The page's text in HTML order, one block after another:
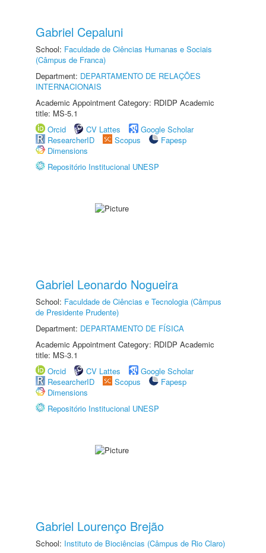
Gabriel Cepaluni
School: Faculdade de Ciências Humanas e Sociais
(Câmpus de Franca)
Department: DEPARTAMENTO DE RELAÇÕES
INTERNACIONAIS
Academic Appointment Category: RDIDP Academic
title: MS-5.1
Orcid
CV Lattes
Google Scholar
ResearcherID
Scopus
Fapesp
Dimensions
Repositório Institucional UNESP
Gabriel Leonardo Nogueira
School: Faculdade de Ciências e Tecnologia (Câmpus
de Presidente Prudente)
Department: DEPARTAMENTO DE FÍSICA
Academic Appointment Category: RDIDP Academic
title: MS-3.1
Orcid
CV Lattes
Google Scholar
ResearcherID
Scopus
Fapesp
Dimensions
Repositório Institucional UNESP
Gabriel Lourenço Brejão
School: Instituto de Biociências (Câmpus de Rio Claro)